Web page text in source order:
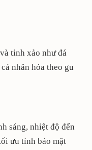
tinh xảo như đá
nhân hóa theo gu
sáng, nhiệt độ đến
ưu tính bảo mật